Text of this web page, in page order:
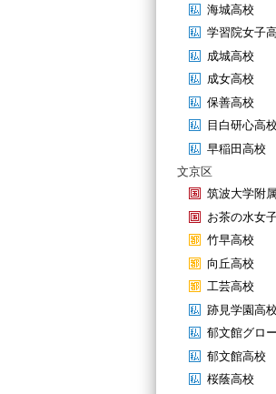
海城高校
学習院女子
成城高校
成女高校
保善高校
目白研心高校
早稲田高校
文京区
筑波大学附
お茶の水女
竹早高校
向丘高校
工芸高校
跡見学園高校
郁文館グロ
郁文館高校
桜蔭高校